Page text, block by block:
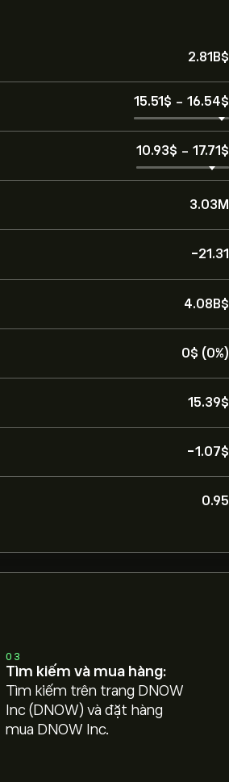
2.81B‎$‎
15.51‎$‎ - 16.54‎$‎
10.93‎$‎ - 17.71‎$‎
3.03M
-21.31
4.08B‎$‎
0‎$‎ (0%)
15.39‎$‎
-1.07‎$‎
0.95
03
Tìm kiếm và mua hàng:
Tìm kiếm trên trang DNOW
Inc (DNOW) và đặt hàng
mua DNOW Inc.